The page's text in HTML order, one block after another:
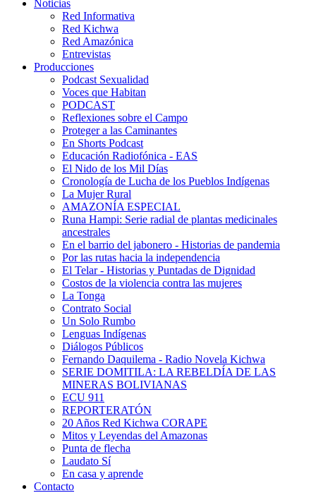
Noticias
Red Informativa
Red Kichwa
Red Amazónica
Entrevistas
Producciones
Podcast Sexualidad
Voces que Habitan
PODCAST
Reflexiones sobre el Campo
Proteger a las Caminantes
En Shorts Podcast
Educación Radiofónica - EAS
El Nido de los Mil Días
Cronología de Lucha de los Pueblos Indígenas
La Mujer Rural
AMAZONÍA ESPECIAL
Runa Hampi: Serie radial de plantas medicinales
ancestrales
En el barrio del jabonero - Historias de pandemia
Por las rutas hacia la independencia
El Telar - Historias y Puntadas de Dignidad
Costos de la violencia contra las mujeres
La Tonga
Contrato Social
Un Solo Rumbo
Lenguas Indígenas
Diálogos Públicos
Fernando Daquilema - Radio Novela Kichwa
SERIE DOMITILA: LA REBELDÍA DE LAS
MINERAS BOLIVIANAS
ECU 911
REPORTERATÓN
20 Años Red Kichwa CORAPE
Mitos y Leyendas del Amazonas
Punta de flecha
Laudato Sí
En casa y aprende
Contacto